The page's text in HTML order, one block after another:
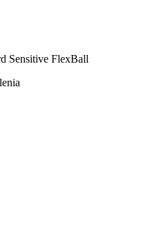
Sensitive FlexBall